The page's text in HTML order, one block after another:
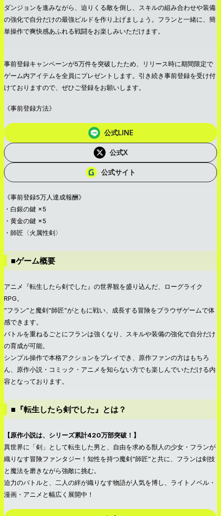
ダンジョンを進みながら、迫りくる敵を倒し、スキルの組み合わせや装備
の強化で自分だけの最強ビルドを作り上げましょう。フランと一緒に、簡
単操作で爽快感あふれる戦闘をお楽しみいただけます。
事前登録キャンペーンが5万件を突破したため、リリース時に期間限定で
ゲーム内アイテムを全員にプレゼントします。引き続き事前登録を受け付
けておりますので、ぜひご登録をお願いします。
《事前登録方法》
公式LINE
公式X
公式サイト
《事前登録5万人達成報酬》
・白銀の鍵 ×5
・黄金の鍵 ×5
・師匠〈火属性剣〉
■ゲーム概要
アニメ『転生したら剣でした』の世界観を盛り込んだ、ローグライク
RPG。
”フラン”と魔剣“師匠”がともに戦い、成長する冒険をブラウザゲームで体
感できます。
バトルを重ねるごとにフランは強くなり、スキルや装備の強化で自分だけ
の育成が可能。
シンプル操作で本格アクションをプレイでき、原作ファンの方はもちろ
ん、原作小説・コミック・アニメを知らない方でも楽しんでいただける内
容となっております。
■『転生したら剣でした』とは？
【原作小説は、シリーズ累計420万部突破！】
異世界に「剣」として転生した男と、自由を求める獣人の少女・フランが
織りなす冒険ファンタジー！知性を持つ魔剣“師匠”と共に、フランは剣技
と魔法を磨きながら強敵に挑む。
迫力のバトルと、二人の絆が織りなす物語が人気を博し、ライトノベル・
漫画・アニメと幅広く展開中！